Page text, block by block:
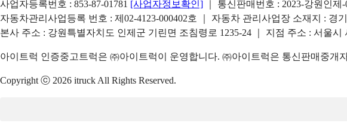
사업자등록번호 : 853-87-01781 [사업자정보확인]
｜ 통신판매번호 : 2023-강원인제-
자동차관리사업등록 번호 : 제02-4123-000402호 ｜ 자동차 관리사업장 소재지 : 경
본사 주소 : 강원특별자치도 인제군 기린면 조침령로 1235-24 ｜ 지점 주소 : 서울
아이트럭 인증중고트럭은 ㈜아이트럭이 운영합니다. ㈜아이트럭은 통신판매중
Copyright ⓒ 2026 itruck All Rights Reserved.